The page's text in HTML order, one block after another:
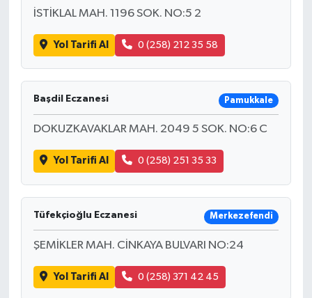
İSTİKLAL MAH. 1196 SOK. NO:5 2
Yol Tarifi Al 0 (258) 212 35 58
Başdil Eczanesi Pamukkale
DOKUZKAVAKLAR MAH. 2049 5 SOK. NO:6 C
Yol Tarifi Al 0 (258) 251 35 33
Tüfekçioğlu Eczanesi Merkezefendi
ŞEMİKLER MAH. CİNKAYA BULVARI NO:24
Yol Tarifi Al 0 (258) 371 42 45